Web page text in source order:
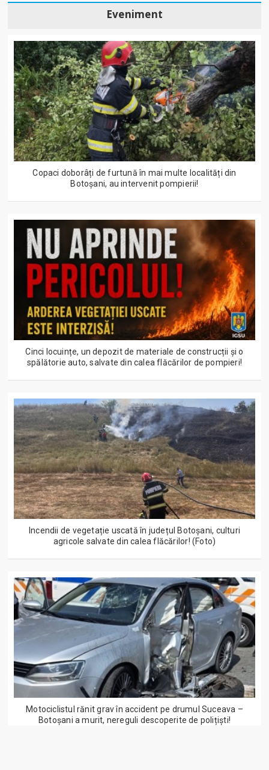
Eveniment
Copaci doborâți de furtună în mai multe localități din
Botoșani, au intervenit pompierii!
Cinci locuințe, un depozit de materiale de construcții și o
spălătorie auto, salvate din calea flăcărilor de pompieri!
Incendii de vegetație uscată în județul Botoșani, culturi
agricole salvate din calea flăcărilor! (Foto)
Motociclistul rănit grav în accident pe drumul Suceava –
Botoșani a murit, nereguli descoperite de polițiști!